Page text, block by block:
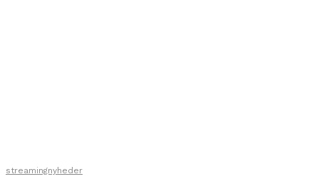
streamingnyheder